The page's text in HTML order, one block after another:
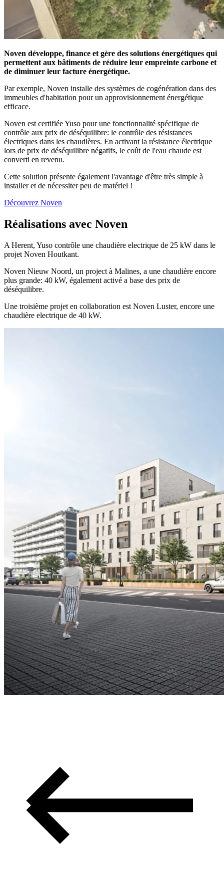
Noven développe, finance et gère des solutions énergétiques qui
permettent aux bâtiments de réduire leur empreinte carbone et
de diminuer leur facture énergétique.
Par exemple, Noven installe des systèmes de cogénération dans des
immeubles d'habitation pour un approvisionnement énergétique
efficace.
Noven est certifiée Yuso pour une fonctionnalité spécifique de
contrôle aux prix de déséquilibre: le contrôle des résistances
électriques dans les chaudières. En activant la résistance électrique
lors de prix de déséquilibre négatifs, le coût de l'eau chaude est
converti en revenu.
Cette solution présente également l'avantage d'être très simple à
installer et de nécessiter peu de matériel !
Découvrez Noven
Réalisations avec Noven
A Herent, Yuso contrôle une chaudière electrique de 25 kW dans le
projet Noven Houtkant.
Noven Nieuw Noord, un project à Malines, a une chaudière encore
plus grande: 40 kW, également activé a base des prix de
déséquilibre.
Une troisième projet en collaboration est Noven Luster, encore une
chaudière electrique de 40 kW.